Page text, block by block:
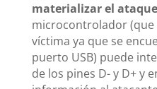
materializar el ataque
microcontrolador (que
víctima ya que se
puerto USB) puede
de los pines D- y D+ y